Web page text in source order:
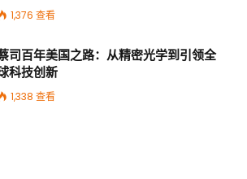
1,376 查看
司百年美国之路：从精密光学到引领全
科技创新
1,338 查看